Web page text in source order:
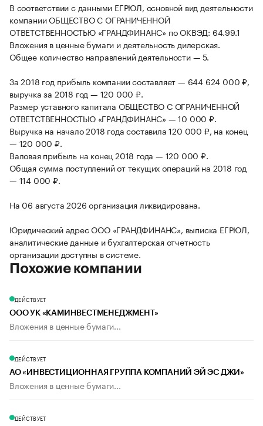
В соответствии с данными ЕГРЮЛ, основной вид деятельности
компании ОБЩЕСТВО С ОГРАНИЧЕННОЙ
ОТВЕТСТВЕННОСТЬЮ «ГРАНДФИНАНС» по ОКВЭД: 64.99.1
Вложения в ценные бумаги и деятельность дилерская.
Общее количество направлений деятельности — 5.
За 2018 год прибыль компании составляет — 644 624 000 ₽,
выручка за 2018 год — 120 000 ₽.
Размер уставного капитала ОБЩЕСТВО С ОГРАНИЧЕННОЙ
ОТВЕТСТВЕННОСТЬЮ «ГРАНДФИНАНС» — 10 000 ₽.
Выручка на начало 2018 года составила 120 000 ₽, на конец
— 120 000 ₽.
Валовая прибыль на конец 2018 года — 120 000 ₽.
Общая сумма поступлений от текущих операций на 2018 год
— 114 000 ₽.
На 06 августа 2026 организация ликвидирована.
Юридический адрес ООО «ГРАНДФИНАНС», выписка ЕГРЮЛ,
аналитические данные и бухгалтерская отчетность
организации доступны в системе.
Похожие компании
ДЕЙСТВУЕТ
ООО УК «КАМИНВЕСТМЕНЕДЖМЕНТ»
Вложения в ценные бумаги...
ДЕЙСТВУЕТ
АО «ИНВЕСТИЦИОННАЯ ГРУППА КОМПАНИЙ ЭЙ ЭС ДЖИ»
Вложения в ценные бумаги...
ДЕЙСТВУЕТ